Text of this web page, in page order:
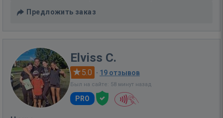
Предложить заказ
Elviss C.
5.0 · 19 отзывов
Был на сайте: 58 минут назад
PRO